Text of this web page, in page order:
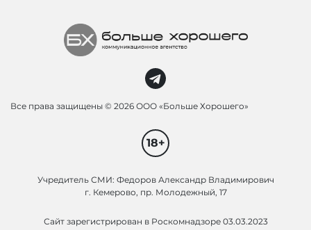
Все права защищены © 2026 ООО «Больше Хорошего»
18+
Учредитель СМИ: Федоров Александр Владимирович
г. Кемерово, пр. Молодежный, 17
Сайт зарегистрирован в Роскомнадзоре 03.03.2023